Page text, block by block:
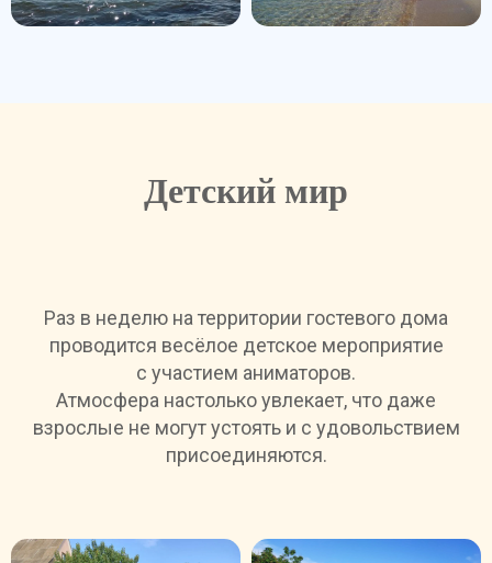
Детский мир
Раз в неделю на территории гостевого дома
проводится весёлое детское мероприятие
с участием аниматоров.
Атмосфера настолько увлекает, что даже
взрослые не могут устоять и с удовольствием
присоединяются.